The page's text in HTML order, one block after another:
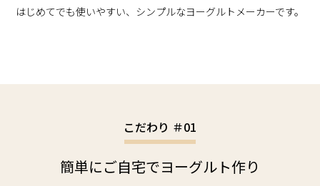
はじめてでも使いやすい、シンプルなヨーグルトメーカーです。
こだわり ＃01
簡単にご自宅でヨーグルト作り